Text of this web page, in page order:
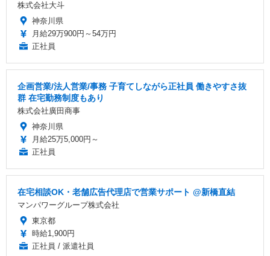
株式会社大斗
神奈川県
月給29万900円～54万円
正社員
企画営業/法人営業/事務 子育てしながら正社員 働きやすさ抜
群 在宅勤務制度もあり
株式会社廣田商事
神奈川県
月給25万5,000円～
正社員
在宅相談OK・老舗広告代理店で営業サポート @新橋直結
マンパワーグループ株式会社
東京都
時給1,900円
正社員 / 派遣社員